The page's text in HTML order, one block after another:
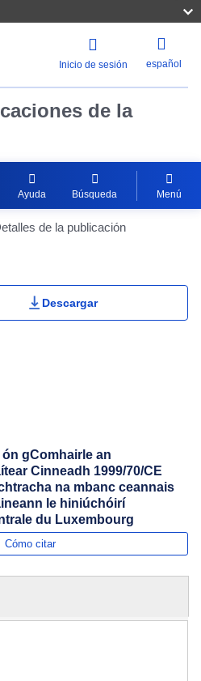
Inicio de sesión español
de la
Ayuda Búsqueda Menú
de la publicación
Portlet
Descargar
gComhairle an
Cinneadh 1999/70/CE
na mbanc ceannais
le hiniúchóirí
du Luxembourg
Cómo citar